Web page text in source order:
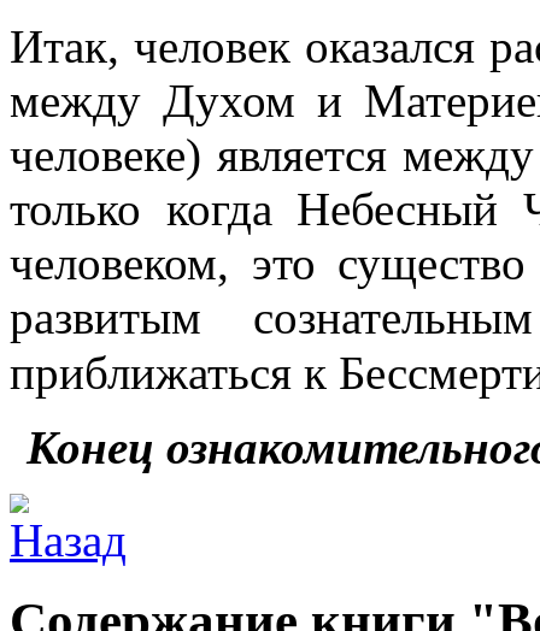
Итак, человек оказался
между Духом и
человеке) является
только когда Небесный
человеком, это
развитым
приближаться к
Конец